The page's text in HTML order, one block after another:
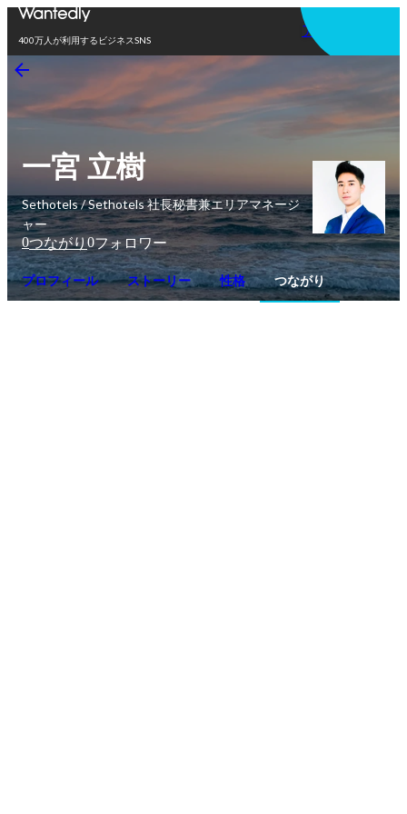
400万人が利用するビジネスSNS
アプリを使う
一宮 立樹
Sethotels / Sethotels 社長秘書兼エリアマネージ
ャー
0つながり 0フォロワー
プロフィール ストーリー 性格 つながり